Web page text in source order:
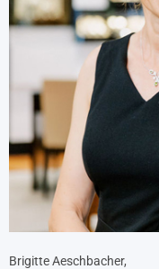
Brigitte Aeschbacher,